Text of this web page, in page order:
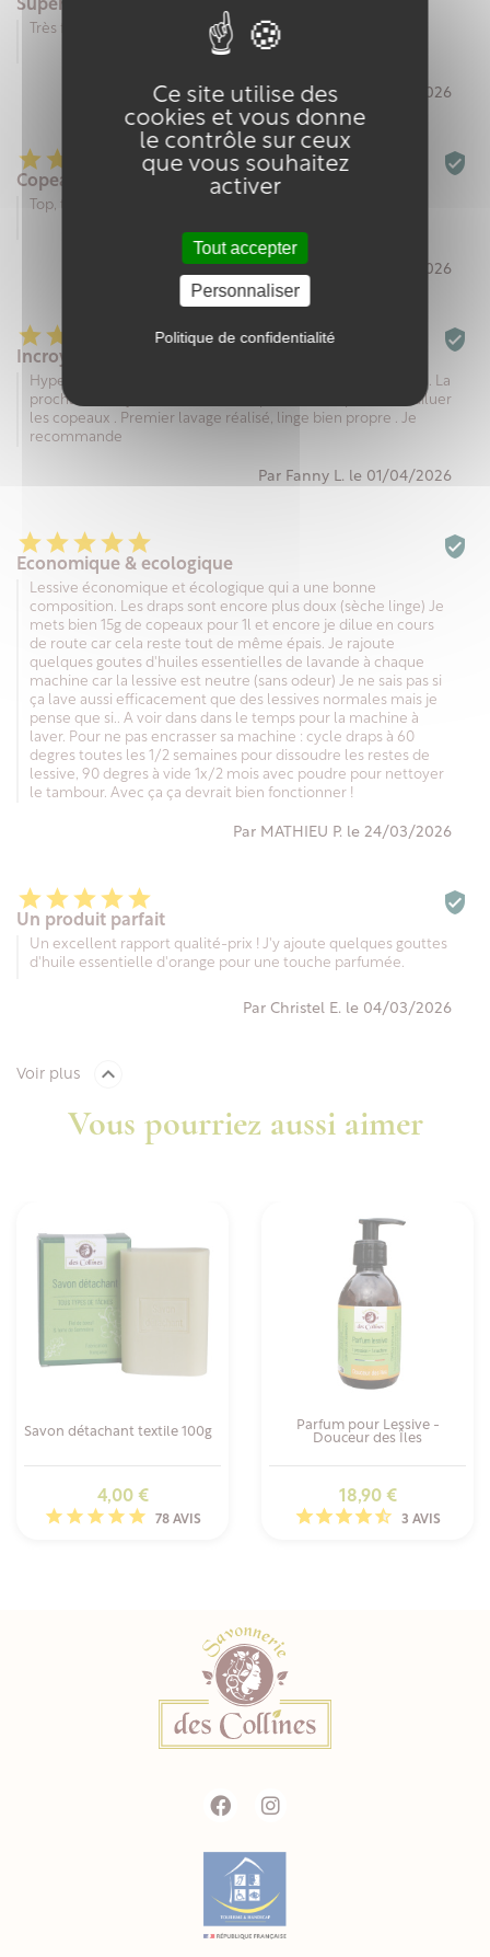
Ce site utilise des
cookies et vous donne
le contrôle sur ceux
que vous souhaitez
activer
Tout accepter
Personnaliser
Politique de confidentialité
Super pratique
Très facile à faire...et une lessive naturelle
Par Pelet P. le 20/06/2026
  
Copeaux lessive
Top, très pratique à l'utilisation

Par Muriel G. le 02/05/2026

Incroyable !
Hyper simple a faire . La texture devient gel au bout de 24h . La
prochaine fois je mettrais de l eau plus chaude pour bien diluer
les copeaux . Premier lavage réalisé, linge bien propre . Je
recommande

Par Fanny L. le 01/04/2026

Economique & ecologique
Lessive économique et écologique qui a une bonne
composition. Les draps sont encore plus doux (sèche linge) Je
mets bien 15g de copeaux pour 1l et encore je dilue en cours
de route car cela reste tout de même épais. Je rajoute
quelques goutes d'huiles essentielles de lavande à chaque
machine car la lessive est neutre (sans odeur) Je ne sais pas si
ça lave aussi efficacement que des lessives normales mais je
pense que si.. A voir dans dans le temps pour la machine à
laver. Pour ne pas encrasser sa machine : cycle draps à 60
degres toutes les 1/2 semaines pour dissoudre les restes de
lessive, 90 degres à vide 1x/2 mois avec poudre pour nettoyer
le tambour. Avec ça ça devrait bien fonctionner !

Par MATHIEU P. le 24/03/2026

Un produit parfait
Un excellent rapport qualité-prix ! J'y ajoute quelques gouttes
d'huile essentielle d'orange pour une touche parfumée.

Par Christel E. le 04/03/2026
Voir plus 
Vous pourriez aussi aimer
Savon détachant textile 100g
Prix
4,00 €
78 AVIS
Parfum pour Lessive -
Douceur des Îles
Prix
18,90 €
3 AVIS